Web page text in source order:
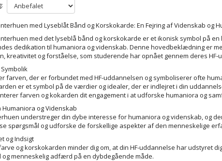
med Lyseblåt Bånd og Korskokarde: En Fejring af Videnskab og
med det lyseblå bånd og korskokarde er et ikonisk symbol på
dedikation til humaniora og videnskab. Denne hovedbeklædning er
kreativitet og forståelse, som studerende har opnået gennem deres HF-
farven, der er forbundet med HF-uddannelsen og symboliserer ofte
er et symbol på de værdier og idealer, der er indlejret i din
farven og kokarden dit engagement i at udforske humaniora og
Humaniora og Videnskab
understreger din dybe interesse for humaniora og videnskab, og
spørgsmål og udforske de forskellige aspekter af den menneskelige
og Indsigt
og korskokarden minder dig om, at din HF-uddannelse har udstyret
og menneskelig adfærd på en dybdegående måde.